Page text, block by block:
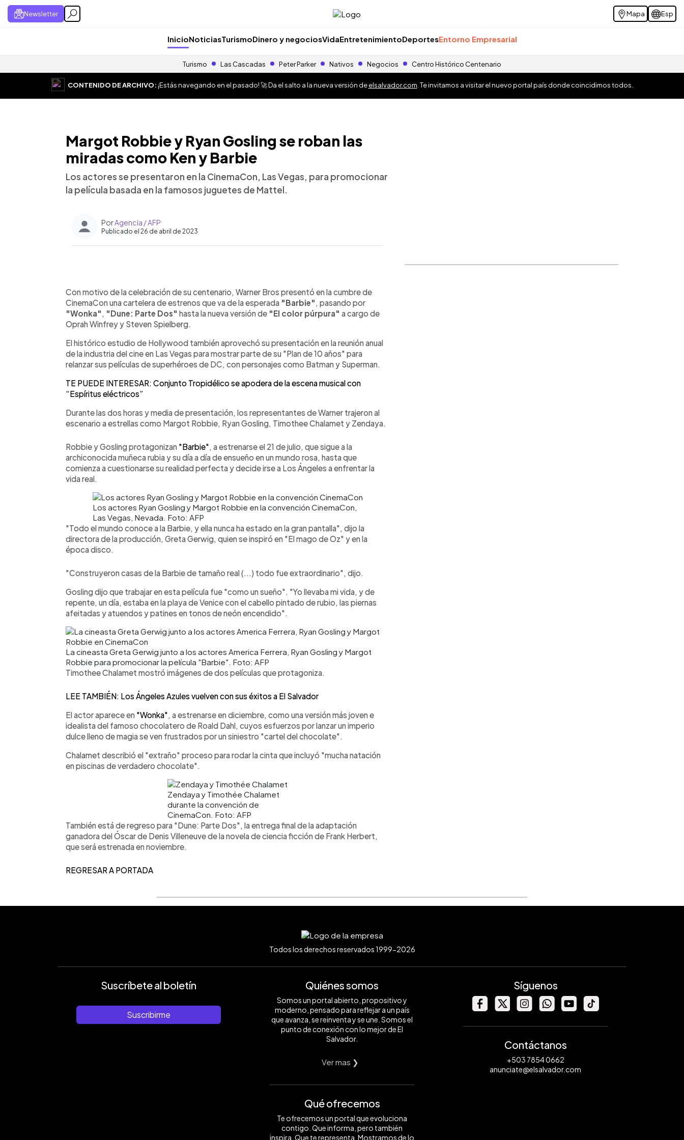
Newsletter Mapa Esp
InicioNoticiasTurismoDinero y negociosVidaEntretenimientoDeportesEntorno Empresarial
Turismo Las Cascadas Peter Parker Nativos Negocios Centro Histórico Centenario
CONTENIDO DE ARCHIVO:¡Estás navegando en el pasado! 🚀 Da el salto a la nueva versión deelsalvador.com . Te invitamos a visitar el nuevo portal país donde coincidimos todos.
Margot Robbie y Ryan Gosling se roban las
miradas como Ken y Barbie
Los actores se presentaron en la CinemaCon, Las Vegas, para promocionar
la película basada en la famosos juguetes de Mattel.
PorAgencia / AFP
Publicado el 26 de abril de 2023
► Escuchar artículo
Con motivo de la celebración de su centenario, Warner Bros presentó en la cumbre de
CinemaCon una cartelera de estrenos que va de la esperada "Barbie", pasando por
"Wonka", "Dune: Parte Dos" hasta la nueva versión de "El color púrpura" a cargo de
Oprah Winfrey y Steven Spielberg.
El histórico estudio de Hollywood también aprovechó su presentación en la reunión anual
de la industria del cine en Las Vegas para mostrar parte de su "Plan de 10 años" para
relanzar sus películas de superhéroes de DC, con personajes como Batman y Superman.
TE PUEDE INTERESAR: Conjunto Tropidélico se apodera de la escena musical con
“Espíritus eléctricos”
Durante las dos horas y media de presentación, los representantes de Warner trajeron al
escenario a estrellas como Margot Robbie, Ryan Gosling, Timothee Chalamet y Zendaya.
Robbie y Gosling protagonizan "Barbie", a estrenarse el 21 de julio, que sigue a la
archiconocida muñeca rubia y su día a día de ensueño en un mundo rosa, hasta que
comienza a cuestionarse su realidad perfecta y decide irse a Los Ángeles a enfrentar la
vida real.
Los actores Ryan Gosling y Margot Robbie en la convención CinemaCon,
Las Vegas, Nevada. Foto: AFP
"Todo el mundo conoce a la Barbie, y ella nunca ha estado en la gran pantalla", dijo la
directora de la producción, Greta Gerwig, quien se inspiró en "El mago de Oz" y en la
época disco.
"Construyeron casas de la Barbie de tamaño real (...) todo fue extraordinario", dijo.
Gosling dijo que trabajar en esta película fue "como un sueño". "Yo llevaba mi vida, y de
repente, un día, estaba en la playa de Venice con el cabello pintado de rubio, las piernas
afeitadas y atuendos y patines en tonos de neón encendido".
La cineasta Greta Gerwig junto a los actores America Ferrera, Ryan Gosling y Margot
Robbie para promocionar la película "Barbie". Foto: AFP
Timothee Chalamet mostró imágenes de dos películas que protagoniza.
LEE TAMBIÉN: Los Ángeles Azules vuelven con sus éxitos a El Salvador
El actor aparece en "Wonka", a estrenarse en diciembre, como una versión más joven e
idealista del famoso chocolatero de Roald Dahl, cuyos esfuerzos por lanzar un imperio
dulce lleno de magia se ven frustrados por un siniestro "cartel del chocolate".
Chalamet describió el "extraño" proceso para rodar la cinta que incluyó "mucha natación
en piscinas de verdadero chocolate".
Zendaya y Timothée Chalamet
durante la convención de
CinemaCon. Foto: AFP
También está de regreso para "Dune: Parte Dos", la entrega final de la adaptación
ganadora del Óscar de Denis Villeneuve de la novela de ciencia ficción de Frank Herbert,
que será estrenada en noviembre.
REGRESAR A PORTADA
Todos los derechos reservados 1999-2026
Suscríbete al boletín
Suscribirme
Quiénes somos
Somos un portal abierto, propositivo y
moderno, pensado para reflejar a un país
que avanza, se reinventa y se une. Somos el
punto de conexión con lo mejor de El
Salvador.
Ver mas ❯
Qué ofrecemos
Te ofrecemos un portal que evoluciona
contigo. Que informa, pero también
inspira. Que te representa. Mostramos de lo
Síguenos
Contáctanos
+503 7854 0662
anunciate@elsalvador.com